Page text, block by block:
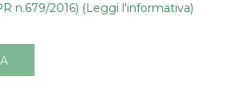
n.679/2016) (Leggi l'informativa)